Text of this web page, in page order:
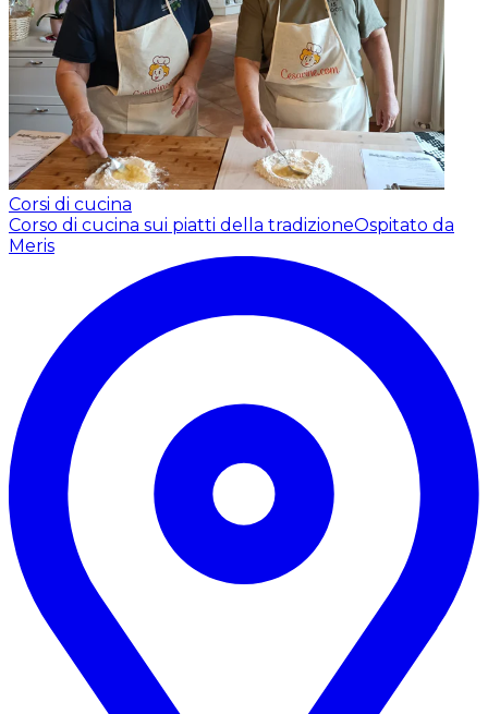
Corsi di cucina
Corso di cucina sui piatti della tradizioneOspitato da
Meris